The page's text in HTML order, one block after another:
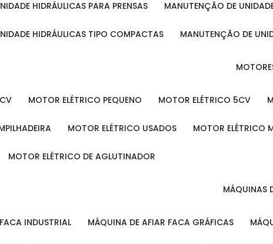
HIDRÁULICAS PARA PRENSAS MANUTENÇÃO DE
HIDRÁULICAS TIPO COMPACTAS MANUTENÇÃO DE
MOTOR ELÉTRICO PEQUENO MOTOR ELÉTRICO 5CV
MOTOR ELÉTRICO USADOS MOTOR ELÉTRICO
MOTOR ELÉTRICO DE AGLUTINADOR
INDUSTRIAL MÁQUINA DE AFIAR FACA GRÁFICAS